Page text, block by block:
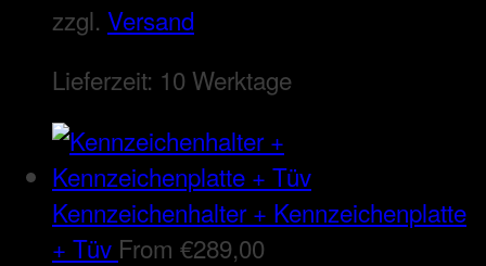
zzgl. Versand
Lieferzeit: 10 Werktage
Kennzeichenhalter + Kennzeichenplatte
+ Tüv From €289,00